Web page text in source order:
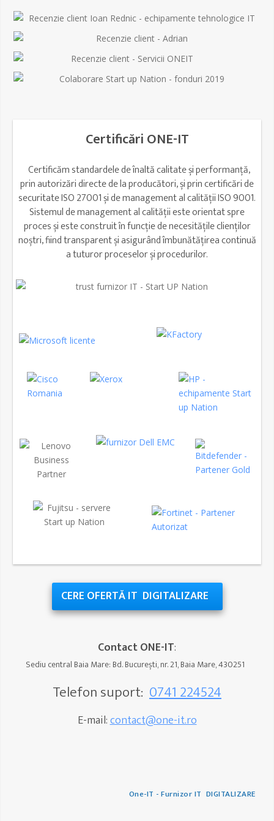
Certificări ONE-IT
Certificăm standardele de înaltă calitate și performanță,
prin autorizări directe de la producători, și prin certificări de
securitate ISO 27001 și de management al calității ISO 9001.
Sistemul de management al calității este orientat spre
proces și este construit în funcție de necesitățile clienților
noștri, fiind transparent și asigurând îmbunătățirea continuă
a tuturor proceselor și procedurilor.
CERE OFERTĂ IT DIGITALIZARE
Contact ONE-IT:
Sediu central Baia Mare: Bd. București, nr. 21, Baia Mare, 430251
Telefon suport: 0741 224524
E-mail:contact@one-it.ro
One-IT - Furnizor IT DIGITALIZARE